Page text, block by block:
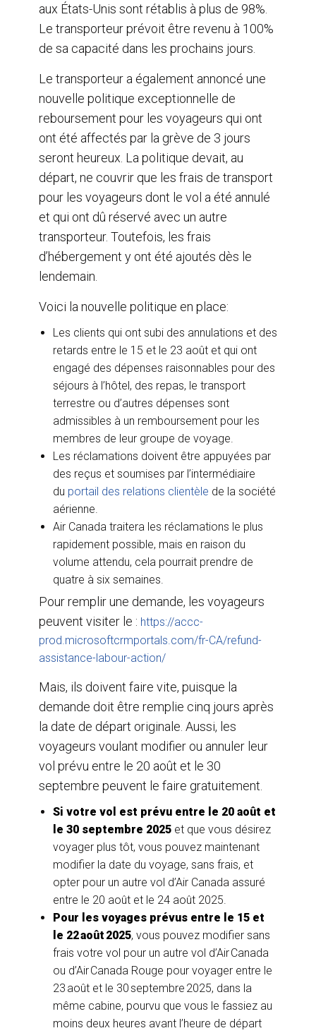
aux États-Unis sont rétablis à plus de 98%.
Le transporteur prévoit être revenu à 100%
de sa capacité dans les prochains jours.
Le transporteur a également annoncé une
nouvelle politique exceptionnelle de
reboursement pour les voyageurs qui ont
ont été affectés par la grève de 3 jours
seront heureux. La politique devait, au
départ, ne couvrir que les frais de transport
pour les voyageurs dont le vol a été annulé
et qui ont dû réservé avec un autre
transporteur. Toutefois, les frais
d’hébergement y ont été ajoutés dès le
lendemain.
Voici la nouvelle politique en place:
Les clients qui ont subi des annulations et des
retards entre le 15 et le 23 août et qui ont
engagé des dépenses raisonnables pour des
séjours à l’hôtel, des repas, le transport
terrestre ou d’autres dépenses sont
admissibles à un remboursement pour les
membres de leur groupe de voyage.
Les réclamations doivent être appuyées par
des reçus et soumises par l’intermédiaire
du portail des relations clientèle de la société
aérienne.
Air Canada traitera les réclamations le plus
rapidement possible, mais en raison du
volume attendu, cela pourrait prendre de
quatre à six semaines.
Pour remplir une demande, les voyageurs
peuvent visiter le : https://accc-
prod.microsoftcrmportals.com/fr-CA/refund-
assistance-labour-action/
Mais, ils doivent faire vite, puisque la
demande doit être remplie cinq jours après
la date de départ originale. Aussi, les
voyageurs voulant modifier ou annuler leur
vol prévu entre le 20 août et le 30
septembre peuvent le faire gratuitement.
Si votre vol est prévu entre le 20 août et
le 30 septembre 2025 et que vous désirez
voyager plus tôt, vous pouvez maintenant
modifier la date du voyage, sans frais, et
opter pour un autre vol d’Air Canada assuré
entre le 20 août et le 24 août 2025.
Pour les voyages prévus entre le 15 et
le 22 août 2025, vous pouvez modifier sans
frais votre vol pour un autre vol d’Air Canada
ou d’Air Canada Rouge pour voyager entre le
23 août et le 30 septembre 2025, dans la
même cabine, pourvu que vous le fassiez au
moins deux heures avant l’heure de départ